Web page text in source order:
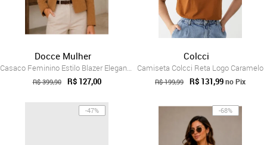
Docce Mulher
Casaco Feminino Estilo Blazer Elegante C...
R$ 399,90 R$ 127,00
Colcci
Camiseta Colcci Reta Logo Caramelo
R$ 199,99 R$ 131,99no Pix
-47% -68%